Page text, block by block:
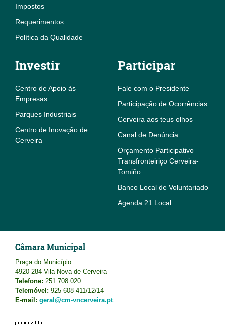
Impostos
Requerimentos
Política da Qualidade
Investir
Centro de Apoio às
Empresas
Parques Industriais
Centro de Inovação de
Cerveira
Participar
Fale com o Presidente
Participação de Ocorrências
Cerveira aos teus olhos
Canal de Denúncia
Orçamento Participativo
Transfronteiriço Cerveira-
Tomiño
Banco Local de Voluntariado
Agenda 21 Local
Câmara Municipal
Praça do Município
4920-284 Vila Nova de Cerveira
Telefone: 251 708 020
Telemóvel: 925 608 411/12/14
E-mail: geral@cm-vncerveira.pt